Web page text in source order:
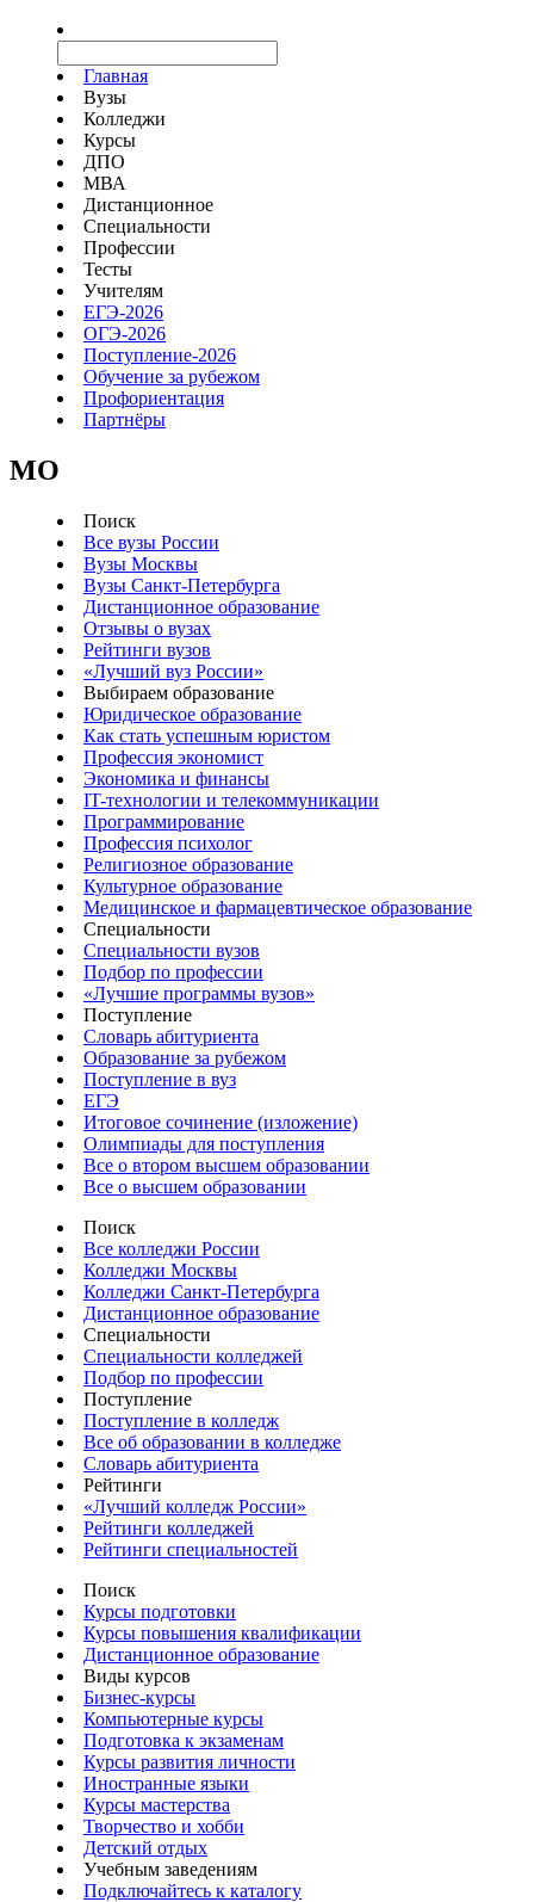
Главная
Вузы
Колледжи
Курсы
ДПО
МВА
Дистанционное
Специальности
Профессии
Тесты
Учителям
ЕГЭ-2026
ОГЭ-2026
Поступление-2026
Обучение за рубежом
Профориентация
Партнёры
MO
Поиск
Все вузы России
Вузы Москвы
Вузы Санкт-Петербурга
Дистанционное образование
Отзывы о вузах
Рейтинги вузов
«Лучший вуз России»
Выбираем образование
Юридическое образование
Как стать успешным юристом
Профессия экономист
Экономика и финансы
IT-технологии и телекоммуникации
Программирование
Профессия психолог
Религиозное образование
Культурное образование
Медицинское и фармацевтическое образование
Специальности
Специальности вузов
Подбор по профессии
«Лучшие программы вузов»
Поступление
Словарь абитуриента
Образование за рубежом
Поступление в вуз
ЕГЭ
Итоговое сочинение (изложение)
Олимпиады для поступления
Все о втором высшем образовании
Все о высшем образовании
Поиск
Все колледжи России
Колледжи Москвы
Колледжи Санкт-Петербурга
Дистанционное образование
Специальности
Специальности колледжей
Подбор по профессии
Поступление
Поступление в колледж
Все об образовании в колледже
Словарь абитуриента
Рейтинги
«Лучший колледж России»
Рейтинги колледжей
Рейтинги специальностей
Поиск
Курсы подготовки
Курсы повышения квалификации
Дистанционное образование
Виды курсов
Бизнес-курсы
Компьютерные курсы
Подготовка к экзаменам
Курсы развития личности
Иностранные языки
Курсы мастерства
Творчество и хобби
Детский отдых
Учебным заведениям
Подключайтесь к каталогу